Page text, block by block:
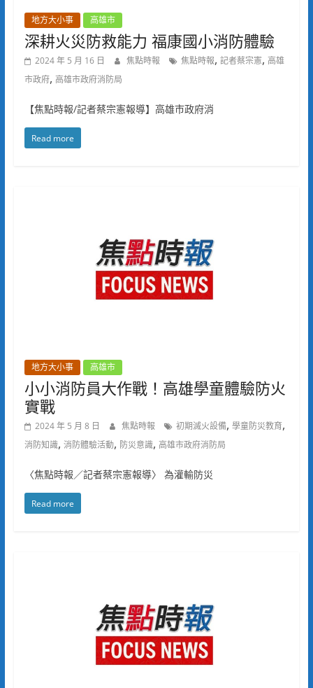
地方大小事 高雄市
深耕火災防救能力 福康國小消防體驗
2024 年 5 月 16 日 焦點時報 焦點時報, 記者蔡宗憲, 高雄
市政府, 高雄市政府消防局
【焦點時報/記者蔡宗憲報導】高雄市政府消
Read more
地方大小事 高雄市
小小消防員大作戰！高雄學童體驗防火
實戰
2024 年 5 月 8 日 焦點時報 初期滅火設備, 學童防災教育,
消防知識, 消防體驗活動, 防災意識, 高雄市政府消防局
〈焦點時報／記者蔡宗憲報導〉 為灌輸防災
Read more